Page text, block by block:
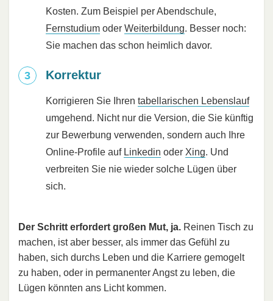
Kosten. Zum Beispiel per Abendschule,
Fernstudium oder Weiterbildung. Besser noch:
Sie machen das schon heimlich davor.
Korrektur
Korrigieren Sie Ihren tabellarischen Lebenslauf
umgehend. Nicht nur die Version, die Sie künftig
zur Bewerbung verwenden, sondern auch Ihre
Online-Profile auf Linkedin oder Xing. Und
verbreiten Sie nie wieder solche Lügen über
sich.
Der Schritt erfordert großen Mut, ja. Reinen Tisch zu
machen, ist aber besser, als immer das Gefühl zu
haben, sich durchs Leben und die Karriere gemogelt
zu haben, oder in permanenter Angst zu leben, die
Lügen könnten ans Licht kommen.